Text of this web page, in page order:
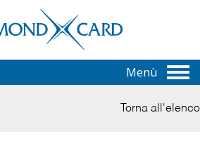
Menù
Torna all'elenco